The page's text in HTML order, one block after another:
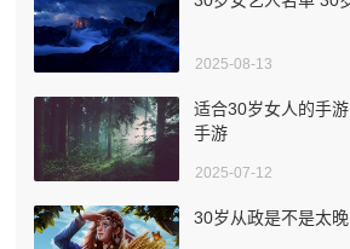
2025-08-13
适合30岁女人的手
手游
2025-07-12
30岁从政是不是太